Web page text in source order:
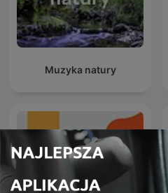
Muzyka natury